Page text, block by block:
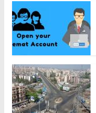
e
b
o
o
k
er